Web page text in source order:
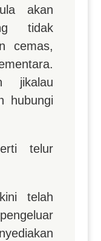
akan
tidak
cemas,
jikalau
hubungi
telur
telah